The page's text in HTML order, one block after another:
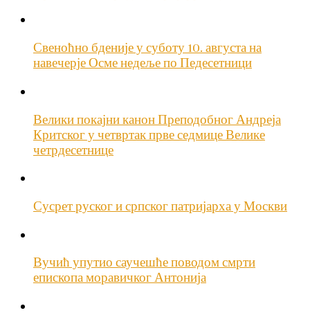
Свеноћно бденије у суботу 10. августа на
навечерје Осме недеље по Педесетници
Велики покајни канон Преподобног Андреја
Критског у четвртак прве седмице Велике
четрдесетнице
Сусрет руског и српског патријарха у Москви
Вучић упутио саучешће поводом смрти
епископа моравичког Антонија